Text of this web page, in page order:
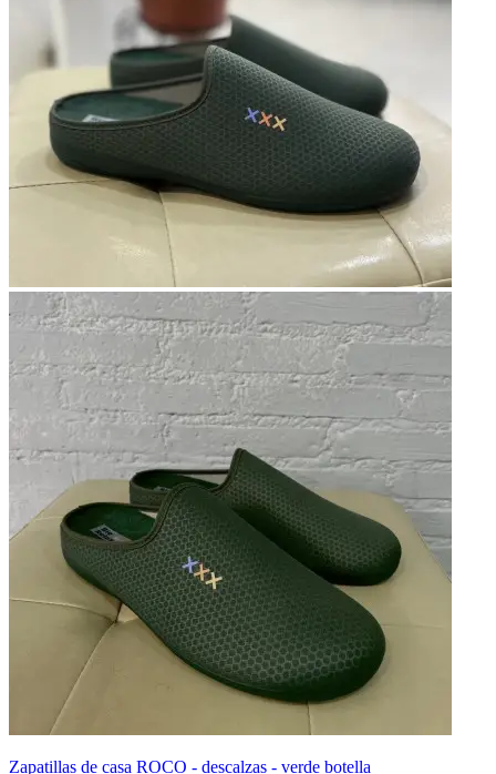
Zapatillas de casa ROCO - descalzas - verde botella